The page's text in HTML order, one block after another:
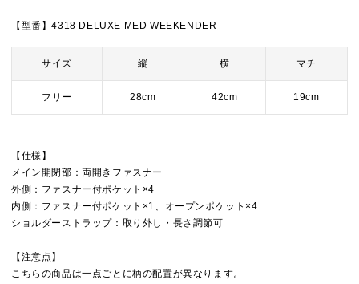
【型番】4318 DELUXE MED WEEKENDER
サイズ 縦 横 マチ
フリー 28cm 42cm 19cm
【仕様】
メイン開閉部：両開きファスナー
外側：ファスナー付ポケット×4
内側：ファスナー付ポケット×1、オープンポケット×4
ショルダーストラップ：取り外し・長さ調節可
【注意点】
こちらの商品は一点ごとに柄の配置が異なります。